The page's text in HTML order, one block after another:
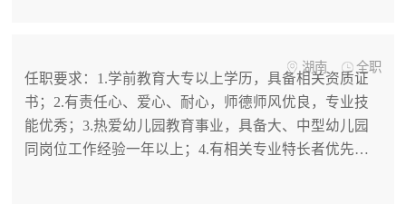
湖南 全职
任职要求：1.学前教育大专以上学历，具备相关资质证
书；2.有责任心、爱心、耐心，师德师风优良，专业技
能优秀；3.热爱幼儿园教育事业，具备大、中型幼儿园
同岗位工作经验一年以上；4.有相关专业特长者优先。